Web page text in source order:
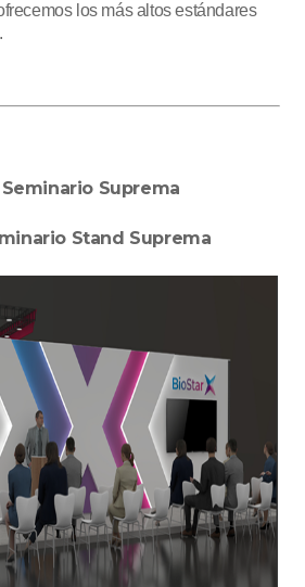
los más altos estándares
Suprema
Stand Suprema